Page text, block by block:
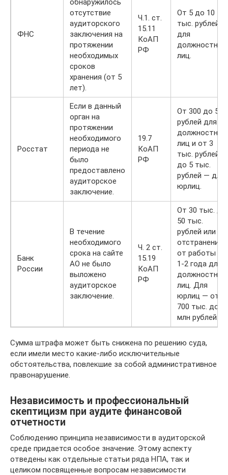
ФНС
отсутствие
аудиторского
заключения на
протяжении
необходимых
сроков
хранения (от 5
лет).
Ч.1. ст.
15.11
КоАП
РФ
От 5 до 10
тыс. рублей
для
должностных
лиц.
Росстат
Если в данный
орган на
протяжении
необходимого
периода не
было
предоставлено
аудиторское
заключение.
19.7
КоАП
РФ
От 300 до 500
рублей для
должностных
лиц и от 3
тыс. рублей
до 5 тыс.
рублей — для
юрлиц.
Банк
России
В течение
необходимого
срока на сайте
АО не было
выложено
аудиторское
заключение.
Ч. 2 ст.
15.19
КоАП
РФ
От 30 тыс. до
50 тыс.
рублей или
отстранение
от работы на
1-2 года для
должностных
лиц. Для
юрлиц — от
700 тыс. до 1
млн рублей.
Сумма штрафа может быть снижена по решению суда,
если имели место какие-либо исключительные
обстоятельства, повлекшие за собой административное
правонарушение.
Независимость и профессиональный
скептицизм при аудите финансовой
отчетности
Соблюдению принципа независимости в аудиторской
среде придается особое значение. Этому аспекту
отведены как отдельные статьи ряда НПА, так и
целиком посвященные вопросам независимости